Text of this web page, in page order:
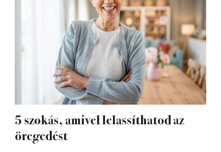
5 szokás, amivel lelassíthatod az
öregedést